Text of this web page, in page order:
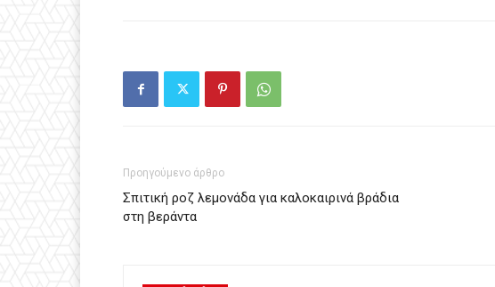
Προηγούμενο άρθρο
Σπιτική ροζ λεμονάδα για καλοκαιρινά βράδια
στη βεράντα